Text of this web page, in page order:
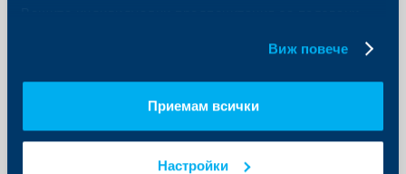
Виж повече
Приемам всички
Настройки
Обединена българска банка Metlife
застрахователна програма